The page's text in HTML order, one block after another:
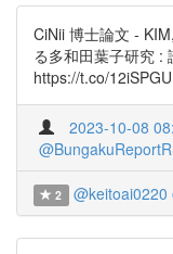
CiNii 博士論文 -
る多和田葉子研究 :
https://t.co/
2023-10-08
2 @keitoai0220